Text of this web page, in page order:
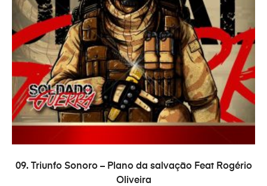
ADAUGĂ ÎN COȘ
09. Triunfo Sonoro – Plano da salvação Feat Rogério
Oliveira